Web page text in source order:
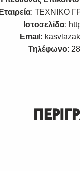
Εταιρεία: ΤΕΧΝΙΚΟ
Ιστοσελίδα:
Email:
Τηλέφωνο: